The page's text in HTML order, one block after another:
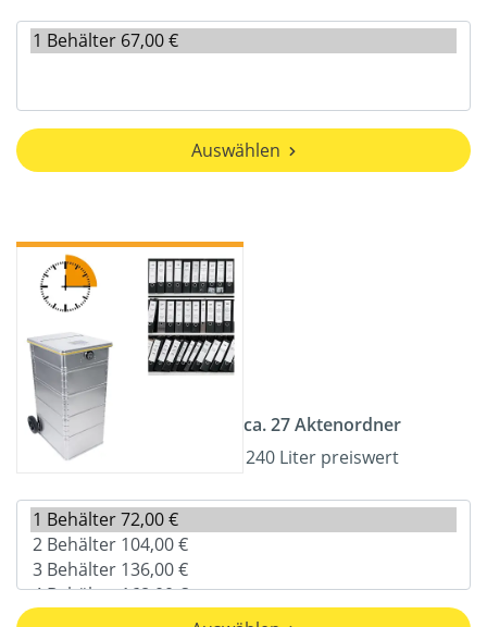
Auswählen
ca. 27 Aktenordner
240 Liter preiswert